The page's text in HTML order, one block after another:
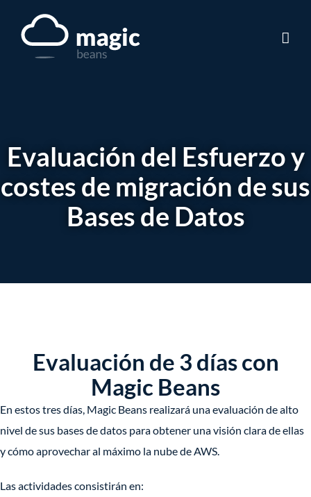
Evaluación del Esfuerzo y
costes de migración de sus
Bases de Datos
Evaluación de 3 días con
Magic Beans
En estos tres días, Magic Beans realizará una evaluación de alto
nivel de sus bases de datos para obtener una visión clara de ellas
y cómo aprovechar al máximo la nube de AWS.
Las actividades consistirán en: